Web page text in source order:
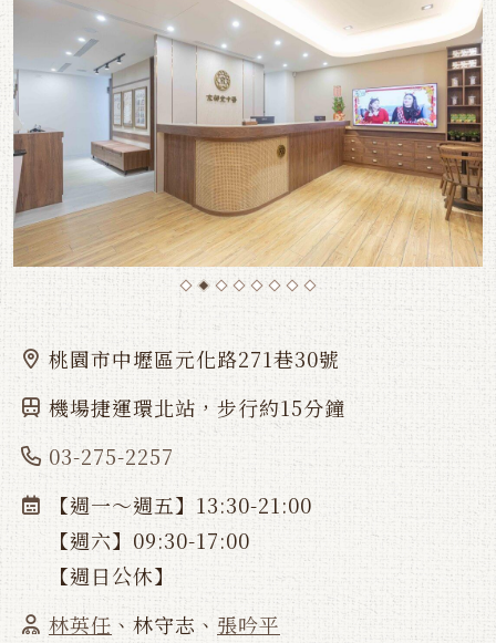
桃園市中壢區元化路271巷30號
機場捷運環北站，步行約15分鐘
03-275-2257
【週一～週五】13:30-21:00
【週六】09:30-17:00
【週日公休】
林英任 、林守志 、 張吟平